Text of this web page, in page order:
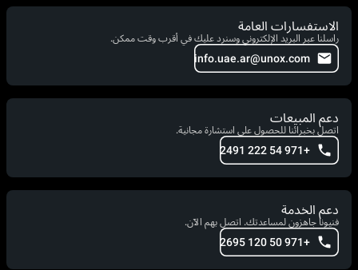
الاستفسارات العامة
راسلنا عبر البريد الإلكتروني وسنرد عليك في أقرب وقت ممكن.
info.uae.ar@unox.com
دعم المبيعات
اتصل بخبرائنا للحصول على استشارة مجانية.
+971 54 222 2491
دعم الخدمة
فنيونا جاهزون لمساعدتك. اتصل بهم الآن.
+971 50 120 2695